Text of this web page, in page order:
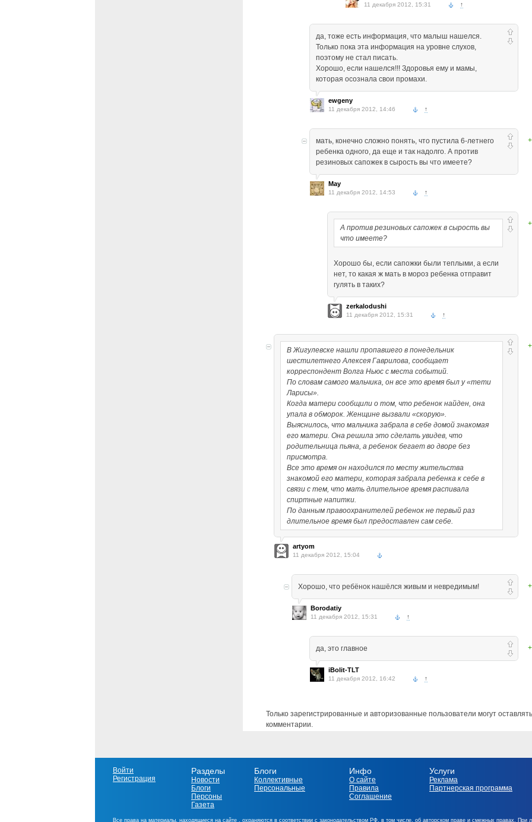
11 декабря 2012, 15:31 ↑
да, тоже есть информация, что малыш нашелся.
Только пока эта информация на уровне слухов,
поэтому не стал писать.
Хорошо, если нашелся!!! Здоровья ему и мамы,
которая осознала свои промахи.
ewgeny
11 декабря 2012, 14:46 ↑
мать, конечно сложно понять, что пустила 6-летнего
ребенка одного, да еще и так надолго. А против
резиновых сапожек в сырость вы что имеете?
May
11 декабря 2012, 14:53 ↑
А против резиновых сапожек в сырость вы
что имеете?
Хорошо бы, если сапожки были теплыми, а если
нет, то какая ж мать в мороз ребенка отправит
гулять в таких?
zerkalodushi
11 декабря 2012, 15:31 ↑
В Жигулевске нашли пропавшего в понедельник
шестилетнего Алексея Гаврилова, сообщает
корреспондент Волга Ньюс с места событий.
По словам самого мальчика, он все это время был у «тети
Ларисы».
Когда матери сообщили о том, что ребенок найден, она
упала в обморок. Женщине вызвали «скорую».
Выяснилось, что мальчика забрала в себе домой знакомая
его матери. Она решила это сделать увидев, что
родительница пьяна, а ребенок бегает во дворе без
присмотра.
Все это время он находился по месту жительства
знакомой его матери, которая забрала ребенка к себе в
связи с тем, что мать длительное время распивала
спиртные напитки.
По данным правоохранителей ребенок не первый раз
длительное время был предоставлен сам себе.
artyom
11 декабря 2012, 15:04
Хорошо, что ребёнок нашёлся живым и невредимым!
Borodatiy
11 декабря 2012, 15:31 ↑
да, это главное
iBolit-TLT
11 декабря 2012, 16:42 ↑
Только зарегистрированные и авторизованные пользователи могут оставлять
комментарии.
Войти
Регистрация
Разделы
Новости
Блоги
Персоны
Газета
Блоги
Коллективные
Персональные
Инфо
О сайте
Правила
Соглашение
Услуги
Реклама
Партнерская программа
Все права на материалы, находящиеся на сайте , охраняются в соответствии с законодательством РФ, в том числе, об авторском праве и смежных правах. При